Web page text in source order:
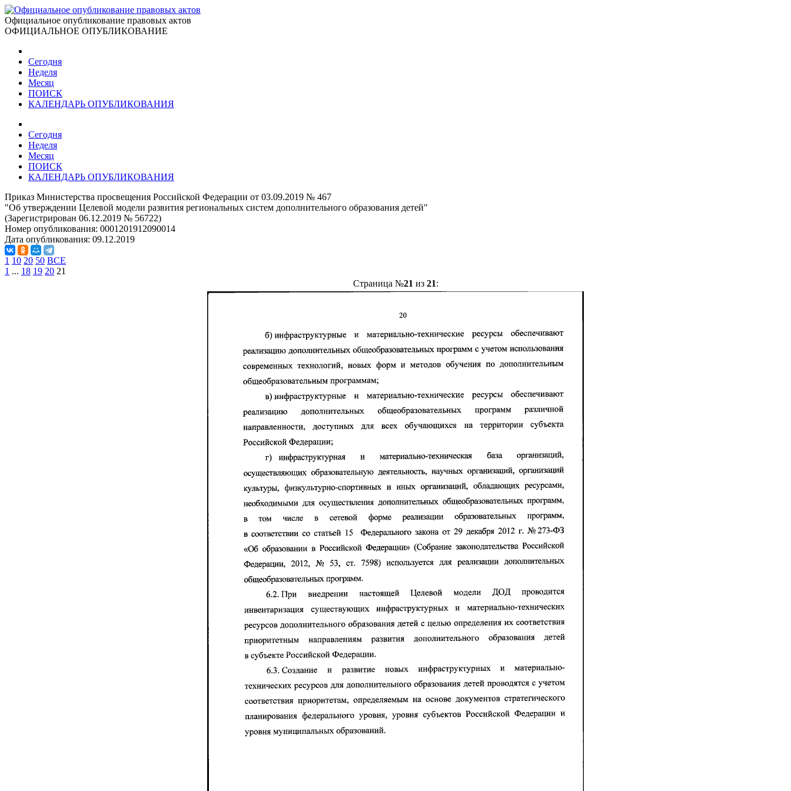
Официальное опубликование правовых актов
ОФИЦИАЛЬНОЕ ОПУБЛИКОВАНИЕ
Сегодня
Неделя
Месяц
ПОИСК
КАЛЕНДАРЬ ОПУБЛИКОВАНИЯ
Сегодня
Неделя
Месяц
ПОИСК
КАЛЕНДАРЬ ОПУБЛИКОВАНИЯ
Приказ Министерства просвещения Российской Федерации от 03.09.2019 № 467
"Об утверждении Целевой модели развития региональных систем дополнительного образования детей"
(Зарегистрирован 06.12.2019 № 56722)
Номер опубликования: 0001201912090014
Дата опубликования: 09.12.2019
1 10 20 50 ВСЕ
1 ... 18 19 20 21
Страница №21 из 21: